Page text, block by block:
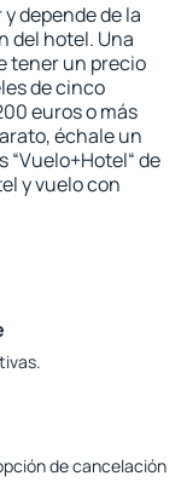
depende de la
del hotel. Una
tener un precio
de cinco
euros o más
échale un
de
y vuelo con
de cancelación